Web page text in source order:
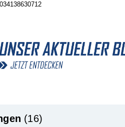
(16)